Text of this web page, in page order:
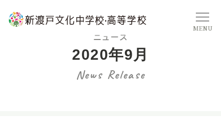
MENU
ニュース
2020年9月
News Release